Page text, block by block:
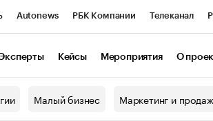
Autonews РБК Компании Телеканал
Кейсы Мероприятия О
Малый бизнес Маркетинг и